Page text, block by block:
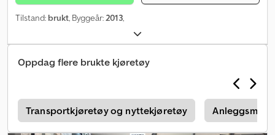
Tilstand: brukt, Byggeår:2013,
Oppdag flere brukte kjøretøy
Transportkjøretøy og nyttekjøretøy